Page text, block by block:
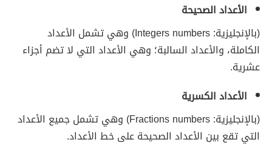
الأعداد الصحيحة
(بالإنجليزية: Integers numbers) وهي تشمل الأعداد
الكاملة، والأعداد السالبة؛ وهي الأعداد التي لا تضم أجزاء
عشرية.
الأعداد الكسرية
(بالإنجليزية: Fractions numbers) وهي تشمل جميع الأعداد
التي تقع بين الأعداد الصحيحة على خط الأعداد.